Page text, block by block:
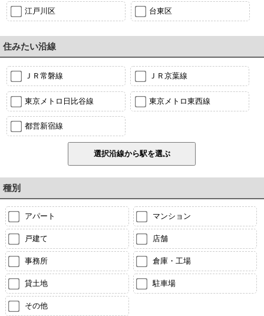
江戸川区 台東区
住みたい沿線
ＪＲ常磐線 ＪＲ京葉線
東京メトロ日比谷線 東京メトロ東西線
都営新宿線
種別
アパート マンション
戸建て 店舗
事務所 倉庫・工場
貸土地 駐車場
その他